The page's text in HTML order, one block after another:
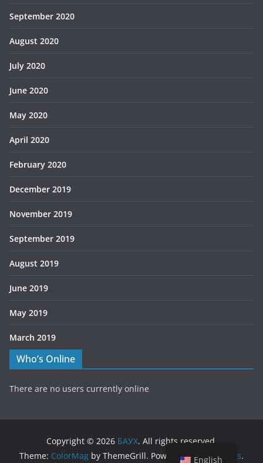
September 2020
August 2020
July 2020
June 2020
May 2020
April 2020
February 2020
December 2019
November 2019
September 2019
August 2019
June 2019
May 2019
March 2019
Who’s Online
There are no users currently online
Copyright © 2026 БАУХ. All rights reserved.
Theme: ColorMag by ThemeGrill. Powered byWordPress.
English